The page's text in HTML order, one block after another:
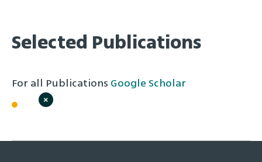
Selected Publications
For all Publications Google Scholar
×